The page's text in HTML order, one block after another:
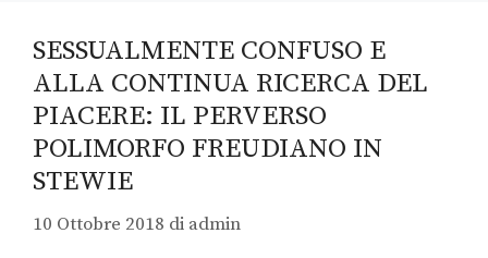
SESSUALMENTE CONFUSO E
ALLA CONTINUA RICERCA DEL
PIACERE: IL PERVERSO
POLIMORFO FREUDIANO IN
STEWIE
10 Ottobre 2018 di admin